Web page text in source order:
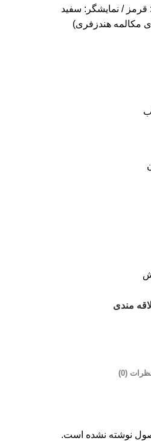
قرمز / نمایشگر: سفید
مکالمه هندزفری)
مندی
(0)
نوشته نشده است.